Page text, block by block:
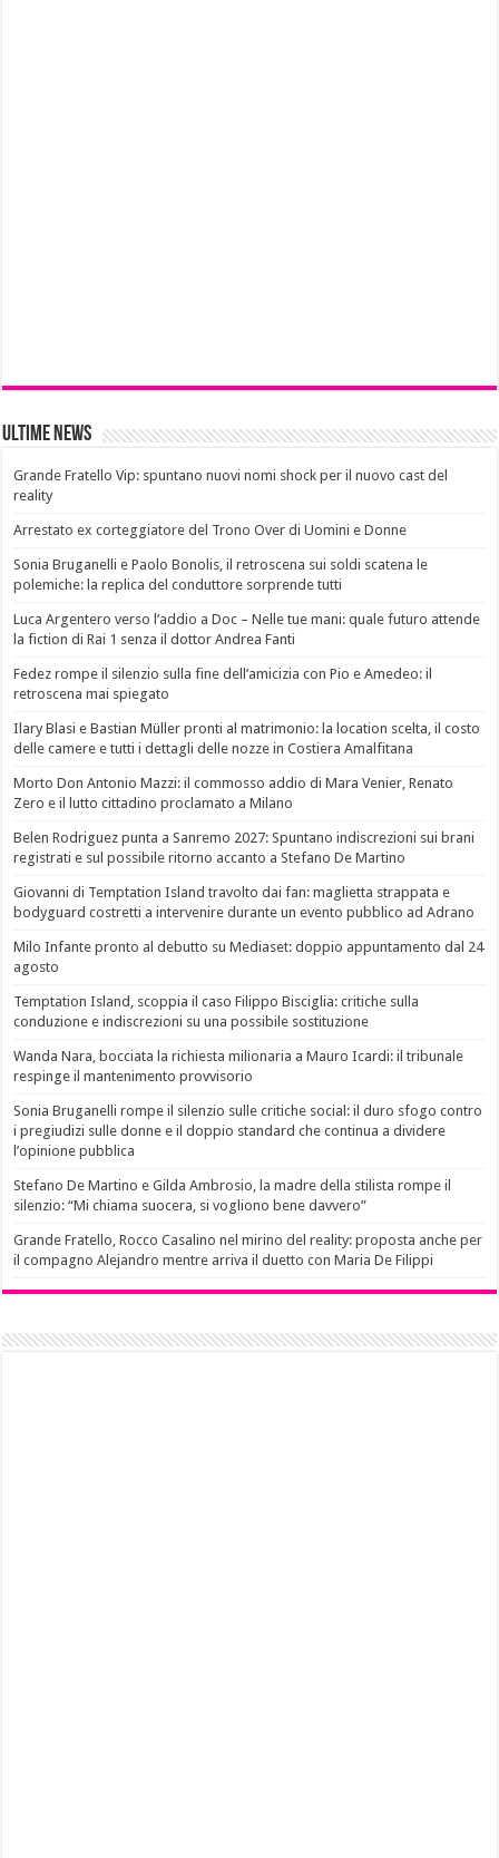
Ultime News
Grande Fratello Vip: spuntano nuovi nomi shock per il nuovo cast del
reality
Arrestato ex corteggiatore del Trono Over di Uomini e Donne
Sonia Bruganelli e Paolo Bonolis, il retroscena sui soldi scatena le
polemiche: la replica del conduttore sorprende tutti
Luca Argentero verso l’addio a Doc – Nelle tue mani: quale futuro attende
la fiction di Rai 1 senza il dottor Andrea Fanti
Fedez rompe il silenzio sulla fine dell’amicizia con Pio e Amedeo: il
retroscena mai spiegato
Ilary Blasi e Bastian Müller pronti al matrimonio: la location scelta, il costo
delle camere e tutti i dettagli delle nozze in Costiera Amalfitana
Morto Don Antonio Mazzi: il commosso addio di Mara Venier, Renato
Zero e il lutto cittadino proclamato a Milano
Belen Rodriguez punta a Sanremo 2027: Spuntano indiscrezioni sui brani
registrati e sul possibile ritorno accanto a Stefano De Martino
Giovanni di Temptation Island travolto dai fan: maglietta strappata e
bodyguard costretti a intervenire durante un evento pubblico ad Adrano
Milo Infante pronto al debutto su Mediaset: doppio appuntamento dal 24
agosto
Temptation Island, scoppia il caso Filippo Bisciglia: critiche sulla
conduzione e indiscrezioni su una possibile sostituzione
Wanda Nara, bocciata la richiesta milionaria a Mauro Icardi: il tribunale
respinge il mantenimento provvisorio
Sonia Bruganelli rompe il silenzio sulle critiche social: il duro sfogo contro
i pregiudizi sulle donne e il doppio standard che continua a dividere
l’opinione pubblica
Stefano De Martino e Gilda Ambrosio, la madre della stilista rompe il
silenzio: “Mi chiama suocera, si vogliono bene davvero”
Grande Fratello, Rocco Casalino nel mirino del reality: proposta anche per
il compagno Alejandro mentre arriva il duetto con Maria De Filippi